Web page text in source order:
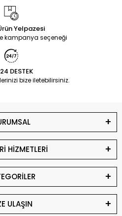
Yelpazesi
kampanya seçeneği
DESTEK
bize iletebilirsiniz.
HİZMETLERİ
ULAŞIN